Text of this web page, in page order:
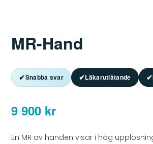
MR-Hand
✔Snabba svar ✔Läkarutlåtande ✔
9 900 kr
En MR av handen visar i hög